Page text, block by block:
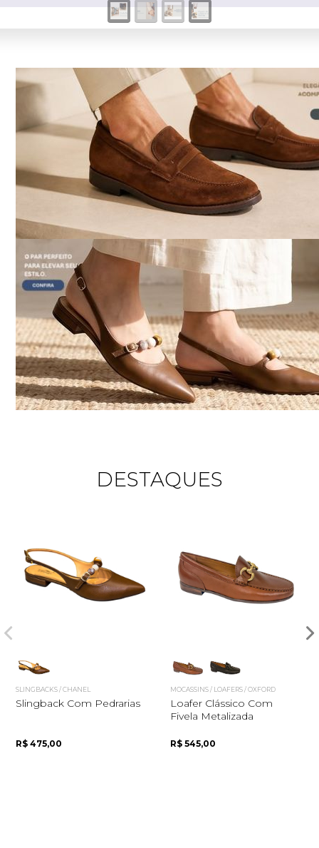
DESTAQUES
SLINGBACKS / CHANEL
Slingback Com Pedrarias
R$ 475,00
MOCASSINS / LOAFERS / OXFORD
Loafer Clássico Com
Fivela Metalizada
R$ 545,00